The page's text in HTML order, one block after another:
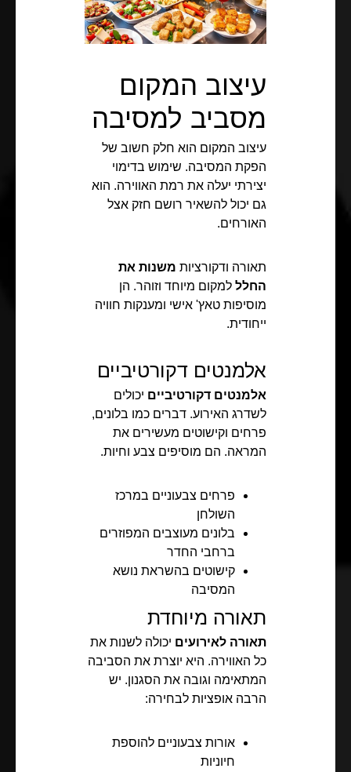
עיצוב המקום
מסביב למסיבה
עיצוב המקום הוא חלק חשוב של
הפקת המסיבה. שימוש בדימוי
יצירתי יעלה את רמת האווירה. הוא
גם יכול להשאיר רושם חזק אצל
האורחים.
תאורה ודקורציות משנות את
החלל למקום מיוחד וזוהר. הן
מוסיפות טאץ' אישי ומענקות חוויה
ייחודית.
אלמנטים דקורטיביים
אלמנטים דקורטיביים יכולים
לשדרג האירוע. דברים כמו בלונים,
פרחים וקישוטים מעשירים את
המראה. הם מוסיפים צבע וחיות.
פרחים צבעוניים במרכז
השולחן
בלונים מעוצבים המפוזרים
ברחבי החדר
קישוטים בהשראת נושא
המסיבה
תאורה מיוחדת
תאורה לאירועים יכולה לשנות את
כל האווירה. היא יוצרת את הסביבה
המתאימה וגובה את הסגנון. יש
הרבה אופציות לבחירה:
אורות צבעוניים להוספת
חיוניות